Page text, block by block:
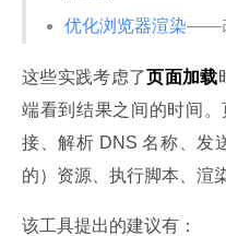
优化浏览器渲染——
这些实践考虑了页面加载
端看到结果之间的时间
接、解析 DNS 名称、发
的）资源、执行脚本、渲
该工具提出的建议有：